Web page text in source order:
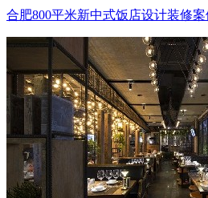
合肥800平米新中式饭店设计装修案